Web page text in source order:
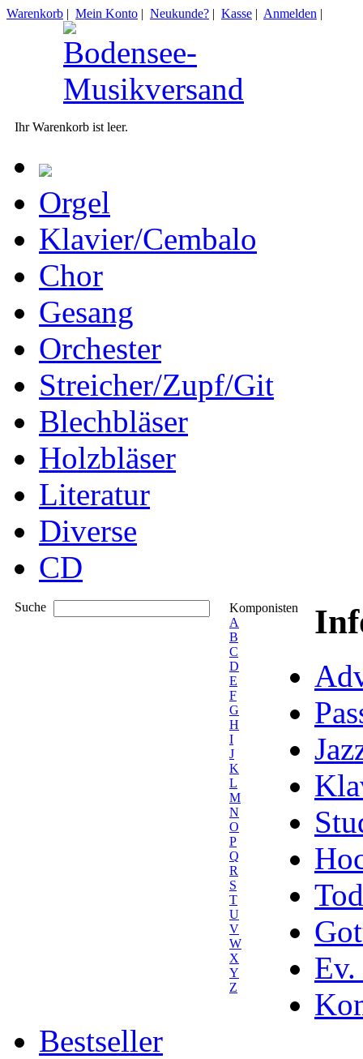
Warenkorb | Mein Konto | Neukunde? | Kasse | Anmelden |
Ihr Warenkorb ist leer.
Orgel
Klavier/Cembalo
Chor
Gesang
Orchester
Streicher/Zupf/Git
Blechbläser
Holzbläser
Literatur
Diverse
CD
Suche
Komponisten
A
B
C
D
E
F
G
H
I
J
K
L
M
N
O
P
Q
R
S
T
U
V
W
X
Y
Z
Ev.
Bestseller